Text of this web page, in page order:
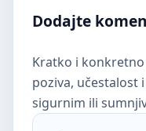
Dodajte
Kratko i
poziva, učestalost
sigurnim ili